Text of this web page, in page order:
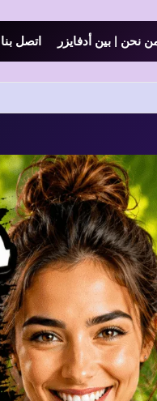
نحن | بين أدفايزر اتصل بنا